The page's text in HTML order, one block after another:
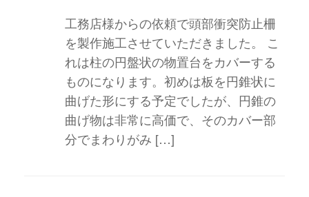
工務店様からの依頼で頭部衝突防止柵
を製作施工させていただきました。 こ
れは柱の円盤状の物置台をカバーする
ものになります。初めは板を円錐状に
曲げた形にする予定でしたが、円錐の
曲げ物は非常に高価で、そのカバー部
分でまわりがみ […]